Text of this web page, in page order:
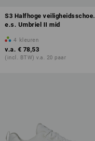
S3 Halfhoge veiligheidsschoe.
e.s. Umbriel II mid
4 kleuren
v.a. € 78,53
(incl. BTW) v.a. 20 paar